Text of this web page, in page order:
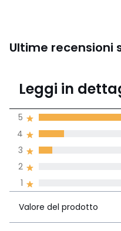
Ultime recensioni
3
4
5
Leggi in
1
2
3
4
5
Valore del prodotto